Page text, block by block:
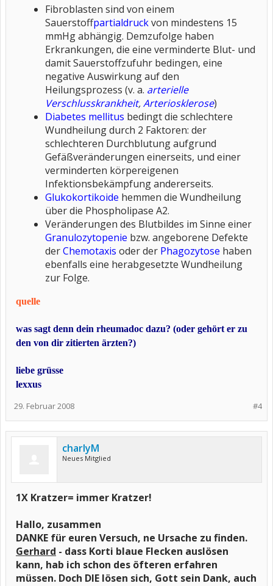
Fibroblasten sind von einem
Sauerstoffpartialdruckvon mindestens 15
mmHg abhängig. Demzufolge haben
Erkrankungen, die eine verminderte Blut- und
damit Sauerstoffzufuhr bedingen, eine
negative Auswirkung auf den
Heilungsprozess (v. a. arterielle
Verschlusskrankheit,Arteriosklerose)
Diabetes mellitus bedingt die schlechtere
Wundheilung durch 2 Faktoren: der
schlechteren Durchblutung aufgrund
Gefäßveränderungen einerseits, und einer
verminderten körpereigenen
Infektionsbekämpfung andererseits.
Glukokortikoide hemmen die Wundheilung
über die Phospholipase A2.
Veränderungen des Blutbildes im Sinne einer
Granulozytopenie bzw. angeborene Defekte
derChemotaxis oder der Phagozytose haben
ebenfalls eine herabgesetzte Wundheilung
zur Folge.
quelle
was sagt denn dein rheumadoc dazu? (oder gehört er zu
den von dir zitierten ärzten?)
liebe grüsse
lexxus
#4
29. Februar 2008
charlyM
Neues Mitglied
1X Kratzer= immer Kratzer!
Hallo, zusammen
DANKE für euren Versuch, ne Ursache zu finden.
Gerhard - dass Korti blaue Flecken auslösen
kann, hab ich schon des öfteren erfahren
müssen. Doch DIE lösen sich, Gott sein Dank, auch